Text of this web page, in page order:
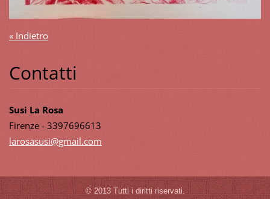
« Indietro
Contatti
Susi La Rosa
Firenze - 3397696613
larosasusi@gmail.com
© 2013 Tutti i diritti riservati.